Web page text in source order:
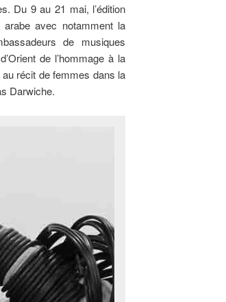
Du 9 au 21 mai, l’édition
avec notamment la
de musiques
de l’hommage à la
récit de femmes dans la
Darwiche.